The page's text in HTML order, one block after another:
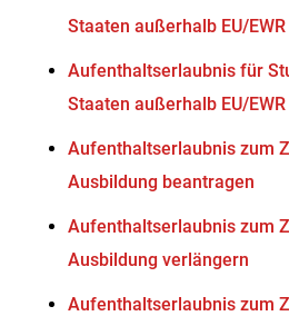
Staaten außerhalb EU/
Aufenthaltserlaubnis für
Staaten außerhalb EU/
Aufenthaltserlaubnis zum
Ausbildung beantragen
Aufenthaltserlaubnis zum
Ausbildung verlängern
Aufenthaltserlaubnis zum